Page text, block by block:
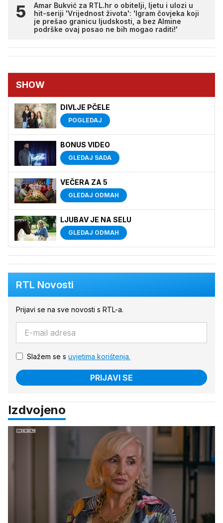
Amar Bukvić za RTL.hr o obitelji, ljetu i ulozi u
hit-seriji 'Vrijednost života': 'Igram čovjeka koji
je prešao granicu ljudskosti, a bez Almine
podrške ovaj posao ne bih mogao raditi!'
SHOW
DIVLJE PČELE
POGLEDAJ
BONUS VIDEO
GLEDAJ SADA
VEČERA ZA 5
GLEDAJ ODMAH
LJUBAV JE NA SELU
GLEDAJ ODMAH
RTL Novosti
Prijavi se na sve novosti s RTL-a.
Slažem se s uvjetima korištenja.
PRIJAVI SE
Izdvojeno